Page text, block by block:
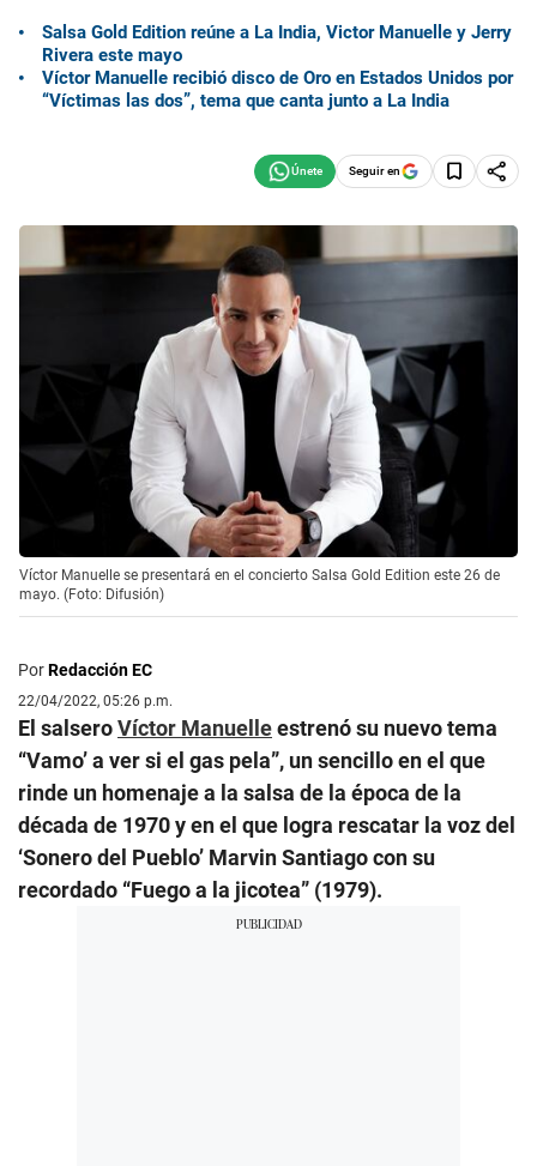
Salsa Gold Edition reúne a La India, Victor Manuelle y Jerry
Rivera este mayo
Víctor Manuelle recibió disco de Oro en Estados Unidos por
“Víctimas las dos”, tema que canta junto a La India
Seguir en
Víctor Manuelle se presentará en el concierto Salsa Gold Edition este 26 de
mayo. (Foto: Difusión)
PorRedacción EC
22/04/2022, 05:26 p.m.
El salseroVíctor Manuelleestrenó su nuevo tema
“Vamo’ a ver si el gas pela”, un sencillo en el que
rinde un homenaje a la salsa de la época de la
década de 1970 y en el que logra rescatar la voz del
‘Sonero del Pueblo’ Marvin Santiago con su
recordado “Fuego a la jicotea” (1979).